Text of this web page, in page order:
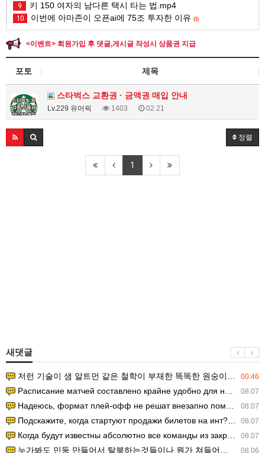
9 키 150 여자의 남다른 택시 타는 법.mp4
10 이번에 아마존이 오픈ai에 75조 투자한 이유 (1)
<이벤트> 회원가입 후 댓글,게시글 작성시 상품권 지급
포토 제목
스타벅스 교환권 · 금액권 매입 안내
Lv.229 유머픽 1403 02.21
정렬
1
새댓글
00:46
저런 기술이 샘 알트먼 같은 철학이 부재한 똑똑한 원숭이에게 있다는게 문제.
08.07
Расписание матчей составлено крайне удобно для нашего часово…
08.07
Надеюсь, формат плей-офф не решат внезапно поменять. https:/…
08.07
Подскажите, когда стартуют продажи билетов на инт? https://g…
08.07
Когда будут известны абсолютно все команды из закрытых квали…
08.06
누가봐도 민둥 만들어서 탈북하는것들이나 뭔가 쳐들어오는 낌새를 미리 알아차리기 위함이지 저걸 전쟁준비라고 하…